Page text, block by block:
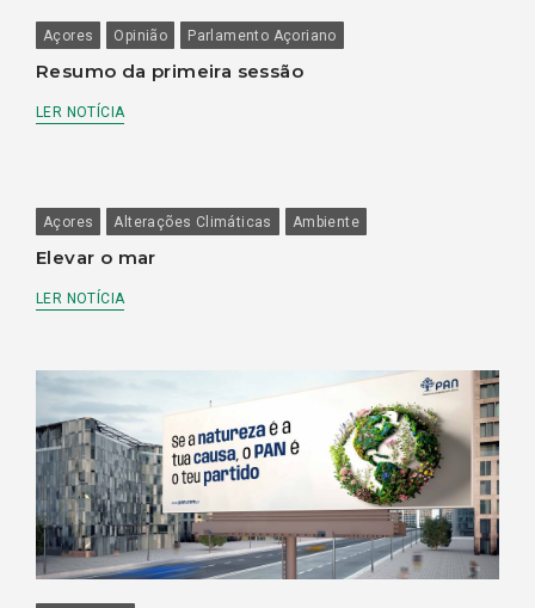
Açores Opinião Parlamento Açoriano
Resumo da primeira sessão
LER NOTÍCIA
Açores Alterações Climáticas Ambiente
Elevar o mar
LER NOTÍCIA